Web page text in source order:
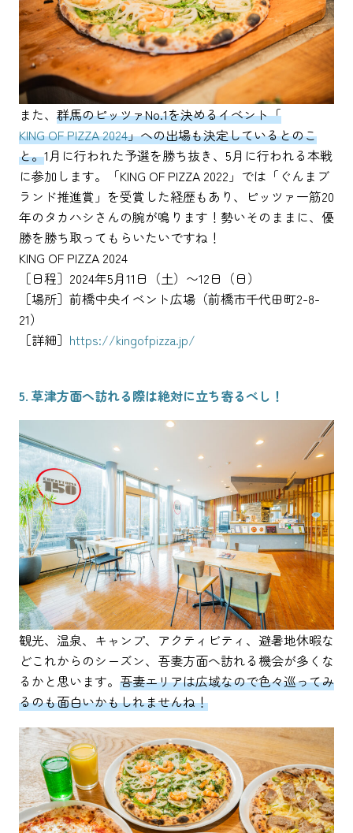
また、 群馬のピッツァNo.1を決めるイベント「
KING OF PIZZA 2024」への出場も決定しているとのこ
と。1月に行われた予選を勝ち抜き、5月に行われる本戦
に参加します。「KING OF PIZZA 2022」では「ぐんまブ
ランド推進賞」を受賞した経歴もあり、ピッツァ一筋20
年のタカハシさんの腕が鳴ります！勢いそのままに、優
勝を勝ち取ってもらいたいですね！
KING OF PIZZA 2024
［日程］2024年5月11日（土）〜12日（日）
［場所］前橋中央イベント広場（前橋市千代田町2-8-
21）
［詳細］ https://kingofpizza.jp/
5. 草津方面へ訪れる際は絶対に立ち寄るべし！
観光、温泉、キャンプ、アクティビティ、避暑地休暇な
どこれからのシーズン、吾妻方面へ訪れる機会が多くな
るかと思います。 吾妻エリアは広域なので色々巡ってみ
るのも面白いかもしれませんね！